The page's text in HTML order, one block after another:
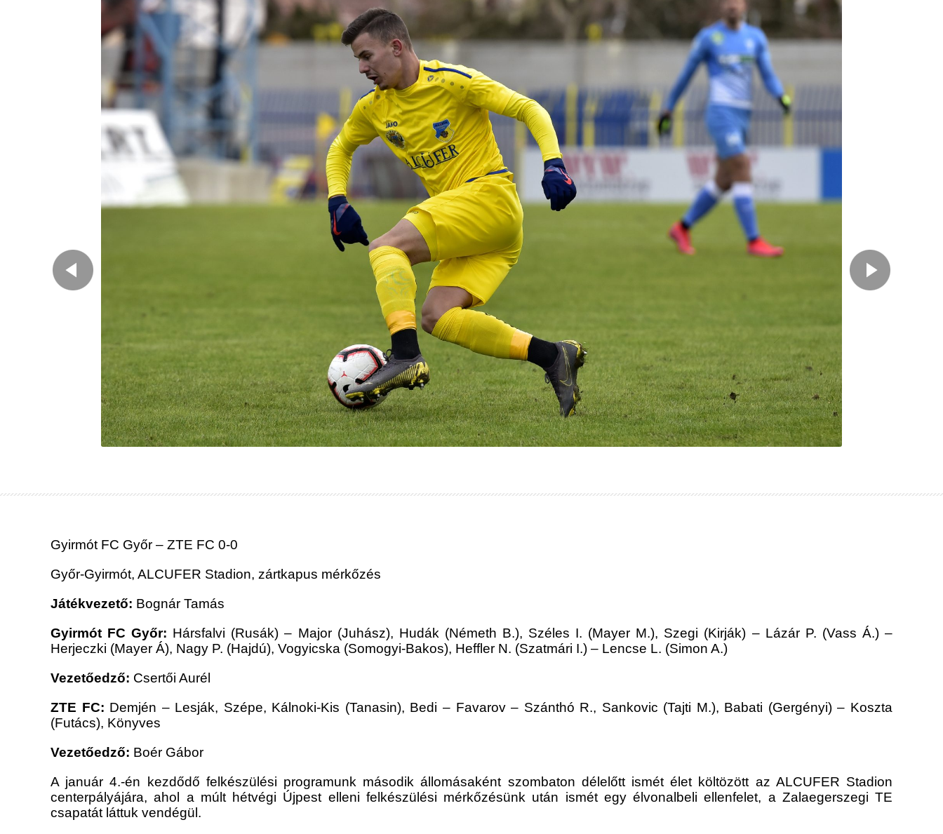
Gyirmót FC Győr – ZTE FC 0-0
Győr-Gyirmót, ALCUFER Stadion, zártkapus mérkőzés
Játékvezető: Bognár Tamás
Gyirmót FC Győr: Hársfalvi (Rusák) – Major (Juhász), Hudák (Németh B.), Széles I. (Mayer M.), Szegi (Kirják) – Lázár P. (Vass Á.) –
Herjeczki (Mayer Á), Nagy P. (Hajdú), Vogyicska (Somogyi-Bakos), Heffler N. (Szatmári I.) – Lencse L. (Simon A.)
Vezetőedző: Csertői Aurél
ZTE FC: Demjén – Lesják, Szépe, Kálnoki-Kis (Tanasin), Bedi – Favarov – Szánthó R., Sankovic (Tajti M.), Babati (Gergényi) – Koszta
(Futács), Könyves
Vezetőedző: Boér Gábor
A január 4.-én kezdődő felkészülési programunk második állomásaként szombaton délelőtt ismét élet költözött az ALCUFER Stadion
centerpályájára, ahol a múlt hétvégi Újpest elleni felkészülési mérkőzésünk után ismét egy élvonalbeli ellenfelet, a Zalaegerszegi TE
csapatát láttuk vendégül.